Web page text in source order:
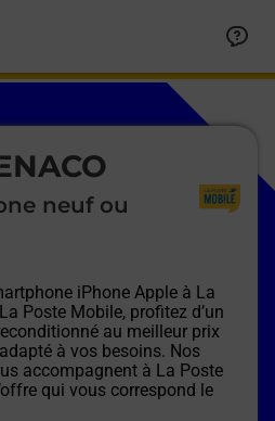
neuf ou
iPhone Apple à La
Poste Mobile, profitez d’un
au meilleur prix
à vos besoins. Nos
accompagnent à La Poste
qui vous correspond le
onglet